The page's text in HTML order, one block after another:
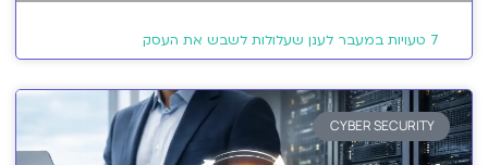
7 טעויות במעבר לענן שעלולות לשבש את העסק
CYBER SECURITY